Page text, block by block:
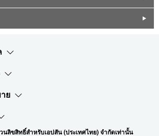
ย
นลิขสิทธิ์สำหรับเอปสัน (ประเทศไทย) จำกัดเท่านั้น